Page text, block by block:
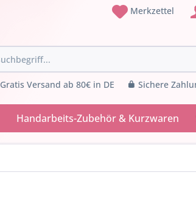
Merkzettel
Gratis Versand ab 80€ in DE Sichere
Handarbeits-Zubehör & Kurzwaren